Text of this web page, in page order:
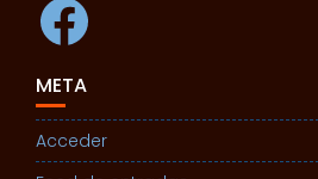
META
Acceder